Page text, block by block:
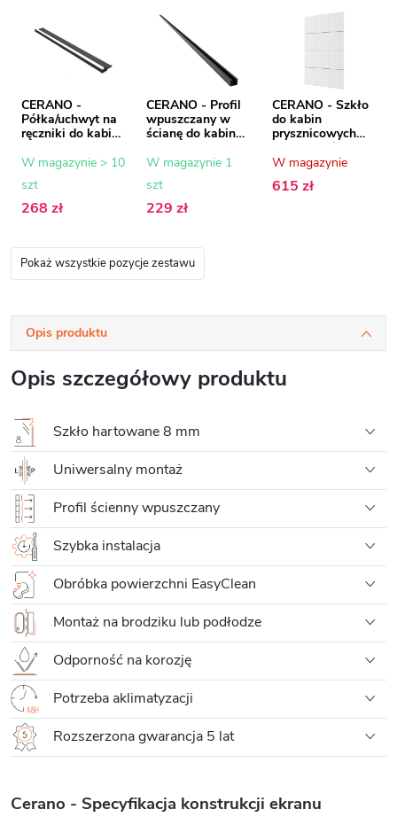
CERANO -
Półka/uchwyt na
ręczniki do kabiny
walk-in - 8-10
- 30 do 160 cm
W magazynie > 10
szt
268 zł
CERANO - Profil
wpuszczany w
ścianę do kabin
typu walk-in - 8
- 200 cm
W magazynie 1
szt
229 zł
CERANO - Szkło
do kabin
prysznicowych
Industro L/R - 8
mm - rama
transparentne -
W magazynie
615 zł
Pokaż wszystkie pozycje zestawu
Opis produktu
Opis szczegółowy produktu
Szkło hartowane 8 mm
Uniwersalny montaż
Profil ścienny wpuszczany
Szybka instalacja
Obróbka powierzchni EasyClean
Montaż na brodziku lub podłodze
Odporność na korozję
Potrzeba aklimatyzacji
Rozszerzona gwarancja 5 lat
Cerano - Specyfikacja konstrukcji ekranu